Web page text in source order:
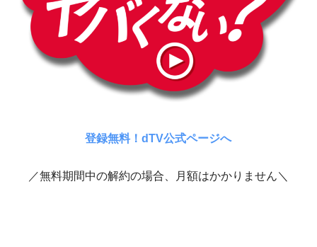
登録無料！dTV公式ページへ
／無料期間中の解約の場合、月額はかかりません＼